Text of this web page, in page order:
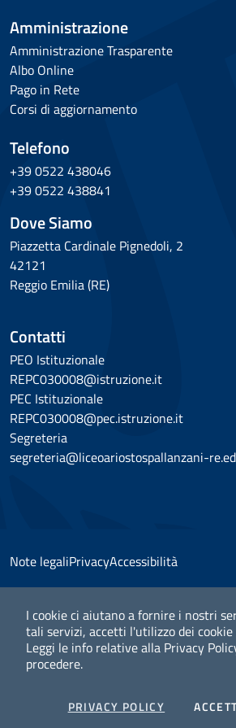
Amministrazione
Amministrazione Trasparente
Albo Online
Pago in Rete
Corsi di aggiornamento
Telefono
+39 0522 438046
+39 0522 438841
Dove Siamo
Piazzetta Cardinale Pignedoli, 2
42121
Reggio Emilia (RE)
Contatti
PEO Istituzionale
REPC030008@istruzione.it
PEC Istituzionale
REPC030008@pec.istruzione.it
Segreteria
segreteria@liceoariostospallanzani-
Note legaliPrivacyAccessibilità
© 2025 Liceo Classico Scientifico
Codice Fiscale 80016650352 - Codice
Credits by –Protocolli Creativi
I cookie ci aiutano a fornire i nostri
tali servizi, accetti l'utilizzo dei
Leggi le info relative alla Privacy
procedere.
PRIVACY POLICY COOKIES